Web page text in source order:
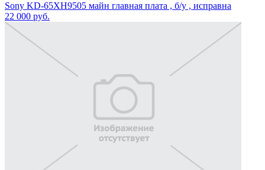
Sony KD-65XH9505 майн главная плата , б/у , исправна
22 000 руб.